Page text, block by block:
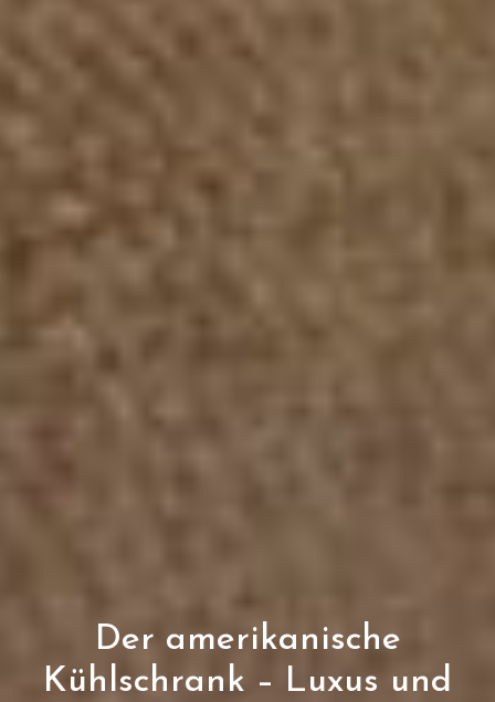
Der amerikanische
Kühlschrank – Luxus und